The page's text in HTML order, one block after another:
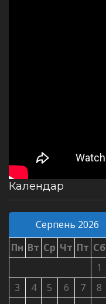
Календар
Серпень 2026
Пн Вт Ср Чт Пт Сб
1
3
4 5 6 7 8